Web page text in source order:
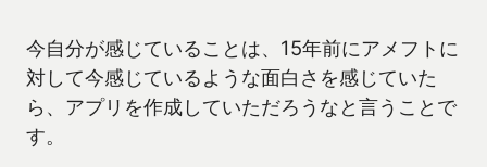
今自分が感じていることは、15年前にアメフトに
対して今感じているような面白さを感じていた
ら、アプリを作成していただろうなと言うことで
す。